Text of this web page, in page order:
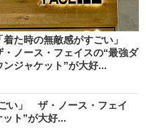
「着た時の無敵感がすごい」
・ノース・フェイスの“最強ダ
ンジャケット”が大好...
い」 ザ・ノース・フェイ
ト”が大好...